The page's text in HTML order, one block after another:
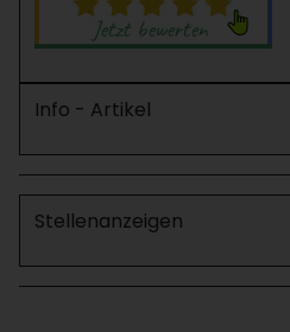
Info - Artikel
Stellenanzeigen